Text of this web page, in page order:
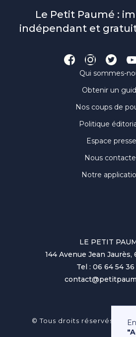
Le Petit Paumé :
indépendant et
Qui sommes-
Obtenir un
Nos coups de
Politique
Espace presse
Nous
Notre
LE PETIT
144 Avenue Jean
Tel : 06 64 54
© Tous droits réservés au